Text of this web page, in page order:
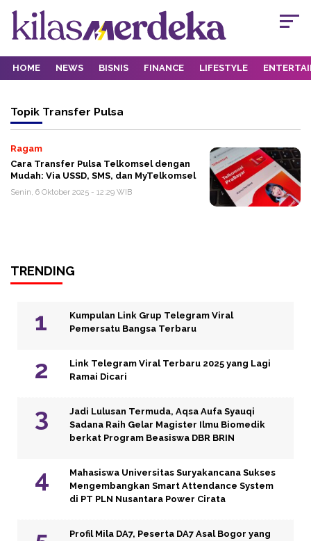
HOME NEWS BISNIS FINANCE LIFESTYLE
Topik Transfer Pulsa
Ragam
Cara Transfer Pulsa Telkomsel dengan
Mudah: Via USSD, SMS, dan MyTelkomsel
Senin, 6 Oktober 2025 - 12:29 WIB
TRENDING
Kumpulan Link Grup Telegram Viral
Pemersatu Bangsa Terbaru
Link Telegram Viral Terbaru 2025 yang Lagi
Ramai Dicari
Jadi Lulusan Termuda, Aqsa Aufa Syauqi
Sadana Raih Gelar Magister Ilmu Biomedik
berkat Program Beasiswa DBR BRIN
Mahasiswa Universitas Suryakancana Sukses
Mengembangkan Smart Attendance System
di PT PLN Nusantara Power Cirata
Profil Mila DA7, Peserta DA7 Asal Bogor yang